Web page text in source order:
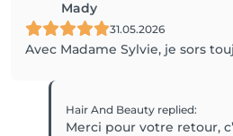
Mady
31.05.2026
Avec Madame Sylvie, je sors
Hair And Beauty replied:
Merci pour votre retour,